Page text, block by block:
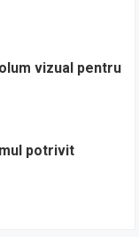
vizual pentru
potrivit